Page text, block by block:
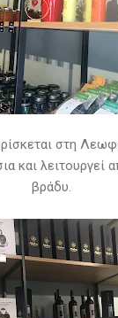
στη
και
βράδυ.